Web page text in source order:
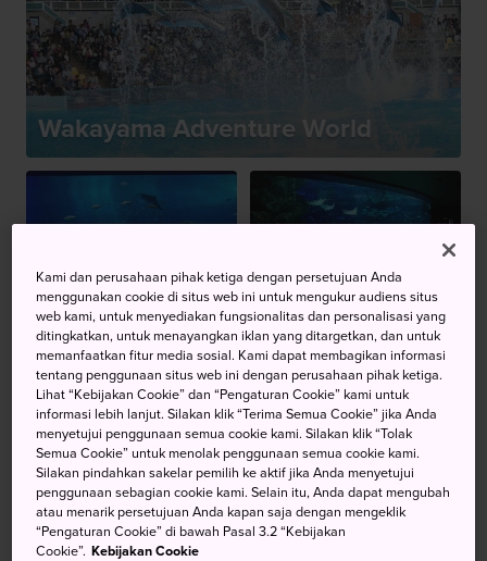
Wakayama Adventure World
Okinawa
Akuarium Sunshine
Sea Paradise
Yokohama
Hakkeijima
Kebun Binatang Izu
Shaboten
Kami dan perusahaan pihak ketiga dengan persetujuan Anda
menggunakan cookie di situs web ini untuk mengukur audiens situs
web kami, untuk menyediakan fungsionalitas dan personalisasi yang
ditingkatkan, untuk menayangkan iklan yang ditargetkan, dan untuk
memanfaatkan fitur media sosial. Kami dapat membagikan informasi
tentang penggunaan situs web ini dengan perusahaan pihak ketiga.
Lihat “Kebijakan Cookie” dan “Pengaturan Cookie” kami untuk
informasi lebih lanjut. Silakan klik “Terima Semua Cookie” jika Anda
menyetujui penggunaan semua cookie kami. Silakan klik “Tolak
Semua Cookie” untuk menolak penggunaan semua cookie kami.
Silakan pindahkan sakelar pemilih ke aktif jika Anda menyetujui
penggunaan sebagian cookie kami. Selain itu, Anda dapat mengubah
atau menarik persetujuan Anda kapan saja dengan mengeklik
“Pengaturan Cookie” di bawah Pasal 3.2 “Kebijakan
Cookie”. Kebijakan Cookie